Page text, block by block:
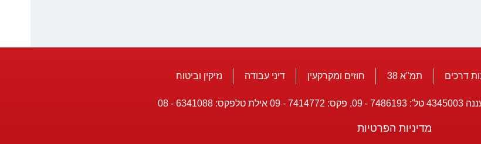
דרכים תמ"א 38 חוזים ומקרקעין דיני עבודה נזיקין וביטוח
מדיניות הפרטיות